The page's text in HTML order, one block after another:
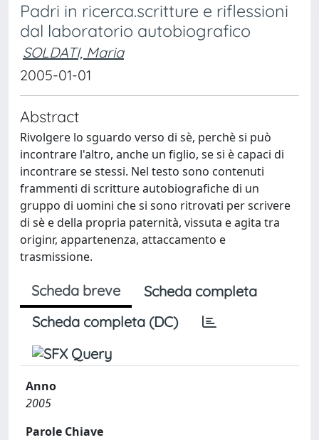
Padri in ricerca.scritture e riflessioni
dal laboratorio autobiografico
SOLDATI, Maria
2005-01-01
Abstract
Rivolgere lo sguardo verso di sè, perchè si può
incontrare l'altro, anche un figlio, se si è capaci di
incontrare se stessi. Nel testo sono contenuti
frammenti di scritture autobiografiche di un
gruppo di uomini che si sono ritrovati per scrivere
di sè e della propria paternità, vissuta e agita tra
originr, appartenenza, attaccamento e
trasmissione.
Scheda breve
Scheda completa
Scheda completa (DC)
Anno
2005
Parole Chiave